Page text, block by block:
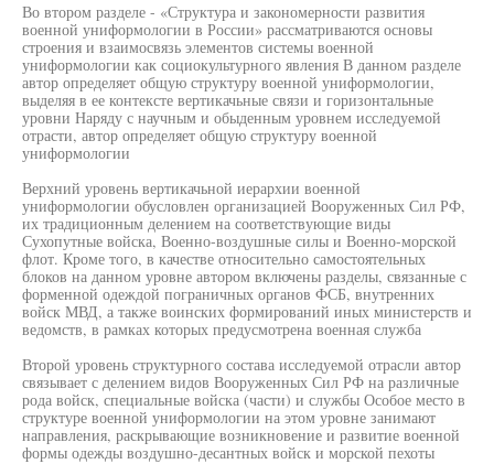
Во втором разделе - «Структура и закономерности развития
военной униформологии в России» рассматриваются основы
строения и взаимосвязь элементов системы военной
униформологии как социокультурного явления В данном разделе
автор определяет общую структуру военной униформологии,
выделяя в ее контексте вертикачьные связи и горизонтальные
уровни Наряду с научным и обыденным уровнем исследуемой
отрасти, автор определяет общую структуру военной
униформологии
Верхний уровень вертикачьной иерархии военной
униформологии обусловлен организацией Вооруженных Сил РФ,
их традиционным делением на соответствующие виды
Сухопутные войска, Военно-воздушные силы и Военно-морской
флот. Кроме того, в качестве относительно самостоятельных
блоков на данном уровне автором включены разделы, связанные с
форменной одеждой пограничных органов ФСБ, внутренних
войск МВД, а также воинских формирований иных министерств и
ведомств, в рамках которых предусмотрена военная служба
Второй уровень структурного состава исследуемой отрасли автор
связывает с делением видов Вооруженных Сил РФ на различные
рода войск, специальные войска (части) и службы Особое место в
структуре военной униформологии на этом уровне занимают
направления, раскрывающие возникновение и развитие военной
формы одежды воздушно-десантных войск и морской пехоты